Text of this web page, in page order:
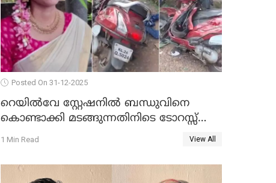
Posted On 31-12-2025
റെയിൽവേ സ്റ്റേഷനിൽ ബന്ധുവിനെ
കൊണ്ടാക്കി മടങ്ങുന്നതിനിടെ ടോറസ്സ്
ലോറി സ്കൂട്ടറിൽ ഇടിച്ചു : യുവതിക്ക്
1 Min Read View All